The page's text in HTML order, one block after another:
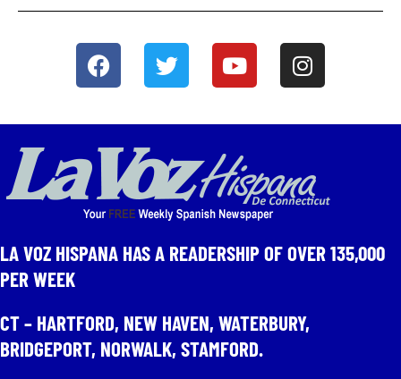
LA VOZ HISPANA HAS A READERSHIP OF OVER 135,000
PER WEEK​
CT – HARTFORD, NEW HAVEN, WATERBURY,
BRIDGEPORT, NORWALK, STAMFORD.